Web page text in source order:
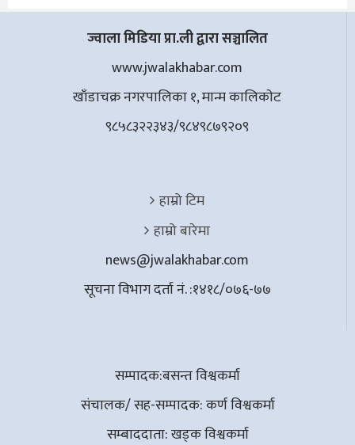
ज्वाला मिडिया प्रा.ली द्वारा सञ्चालित
www.jwalakhabar.com
खाँडाचक्र नगरपालिका १, मान्म कालिकाेट
९८५८३२२३४३/९८४९८७९२०९
हाम्रो टिम
हाम्रो बारेमा
news@jwalakhabar.com
सूचना विभाग दर्ता नं. :१४१८/०७६-७७
सम्पादक:बसन्त विश्वकर्मा
संचालक/ सह-सम्पादक: कर्ण विश्वकर्मा
सम्बाददाता: खड्क विश्वकर्मा